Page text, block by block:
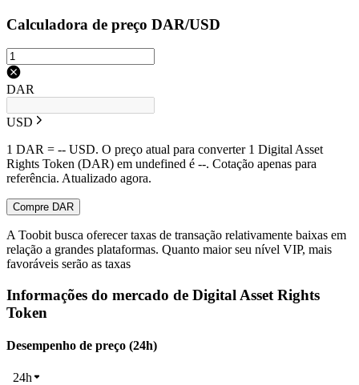
Calculadora de preço DAR/USD
DAR
USD
1 DAR = -- USD. O preço atual para converter 1 Digital Asset
Rights Token (DAR) em undefined é --. Cotação apenas para
referência. Atualizado agora.
Compre DAR
A Toobit busca oferecer taxas de transação relativamente baixas em
relação a grandes plataformas. Quanto maior seu nível VIP, mais
favoráveis serão as taxas
Informações do mercado de Digital Asset Rights
Token
Desempenho de preço (24h)
24h